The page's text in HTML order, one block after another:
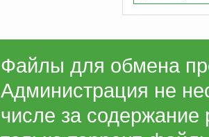
Файлы для обмена
Администрация не
числе за